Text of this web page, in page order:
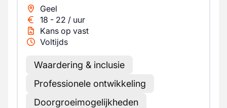
Geel
18 - 22 / uur
Kans op vast
Voltijds
Waardering & inclusie
Professionele ontwikkeling
Doorgroeimogelijkheden